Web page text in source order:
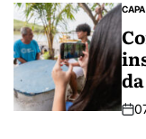
CAPA